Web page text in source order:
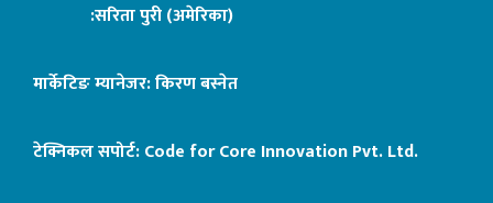
:सरिता पुरी (अमेरिका)
मार्केटिङ म्यानेजर: किरण बस्नेत
टेक्निकल सपोर्ट:Code for Core Innovation Pvt. Ltd.